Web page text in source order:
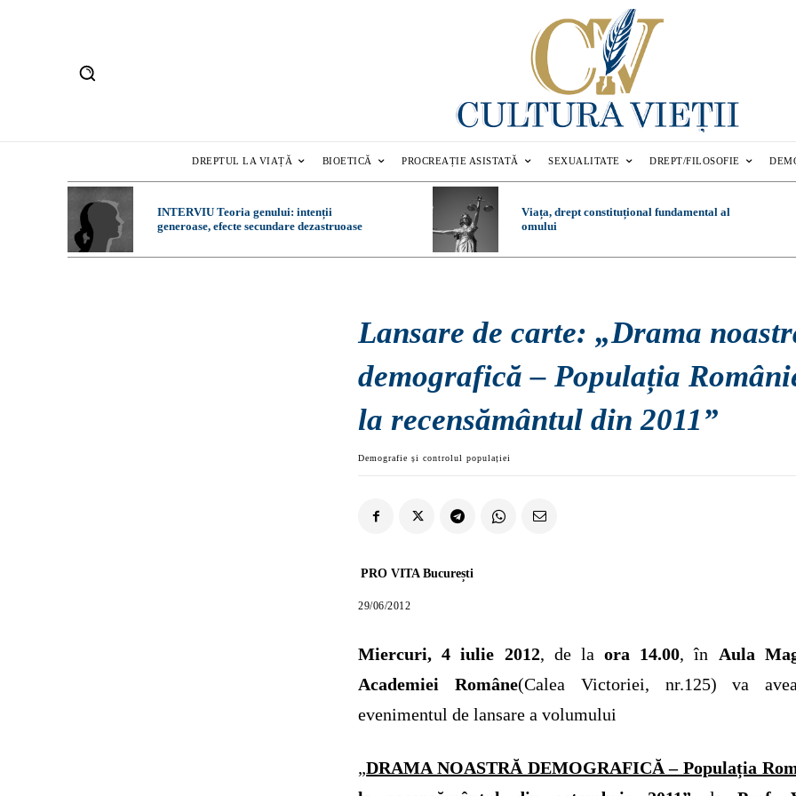
DREPTUL LA VIAȚĂ BIOETICĂ PROCREAȚIE ASISTATĂ SEXUALITATE DREPT/FILOSOFIE
INTERVIU Teoria genului: intenții
generoase, efecte secundare dezastruoase
Viața, drept constituțional fundamental al
omului
Lansare de carte: „Drama
demografică – Populația
la recensământul din 2011”
Demografie și controlul populației
PRO VITA București
29/06/2012
Miercuri, 4 iulie 2012, de laora 14.00, în Aula
Academiei Române(Calea Victoriei, nr.125) va
evenimentul de lansare a volumului
„DRAMA NOASTRĂ DEMOGRAFICĂ – Populația